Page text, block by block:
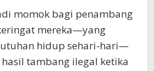
momok bagi penambang
mereka—yang
hidup sehari-hari—
tambang ilegal ketika